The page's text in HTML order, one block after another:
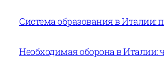
Система образования в Италии:
Необходимая оборона в Италии: